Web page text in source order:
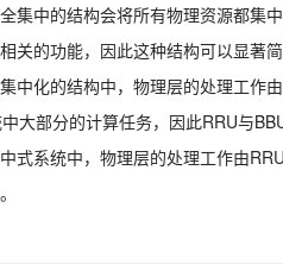
集中的结构会将所有物理资源都集中
关的功能，因此这种结构可以显著
中化的结构中，物理层的处理工作
大部分的计算任务，因此RRU与
式系统中，物理层的处理工作由